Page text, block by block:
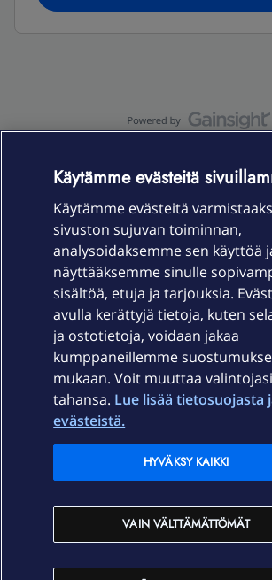
Laitteet & liittymät
Palvelut
Ajankohtaista
Elisa Oyj
In English
Käytämme evästeitä
Käytämme evästeitä
sivuston sujuvan toiminnan,
analysoidaksemme sen käyttöä
näyttääksemme sinulle
sisältöä, etuja ja tarjouksia.
avulla kerättyjä tietoja, kuten
ja ostotietoja, voidaan jakaa
kumppaneillemme
mukaan. Voit muuttaa
tahansa. Lue lisää tietosuojasta
evästeistä.
VAIN VÄLTTÄMÄTTÖMÄT
HYVÄKSY KAIKKI